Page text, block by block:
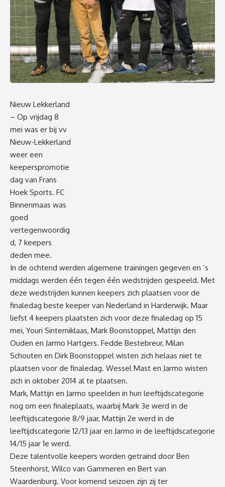
Nieuw Lekkerland
– Op vrijdag 8
mei was er bij vv
Nieuw-Lekkerland
weer een
keeperspromotie
dag van Frans
Hoek Sports. FC
Binnenmaas was
goed
vertegenwoordig
d, 7 keepers
deden mee.
In de ochtend werden algemene trainingen gegeven en ’s
middags werden één tegen één wedstrijden gespeeld. Met
deze wedstrijden kunnen keepers zich plaatsen voor de
finaledag beste keeper van Nederland in Harderwijk. Maar
liefst 4 keepers plaatsten zich voor deze finaledag op 15
mei, Youri Sinterniklaas, Mark Boonstoppel, Mattijn den
Ouden en Jarmo Hartgers. Fedde Bestebreur, Milan
Schouten en Dirk Boonstoppel wisten zich helaas niet te
plaatsen voor de finaledag. Wessel Mast en Jarmo wisten
zich in oktober 2014 al te plaatsen.
Mark, Mattijn en Jarmo speelden in hun leeftijdscategorie
nog om een finaleplaats, waarbij Mark 3e werd in de
leeftijdscategorie 8/9 jaar, Mattijn 2e werd in de
leeftijdscategorie 12/13 jaar en Jarmo in de leeftijdscategorie
14/15 jaar 1e werd.
Deze talentvolle keepers worden getraind door Ben
Steenhorst, Wilco van Gammeren en Bert van
Waardenburg. Voor komend seizoen zijn zij ter